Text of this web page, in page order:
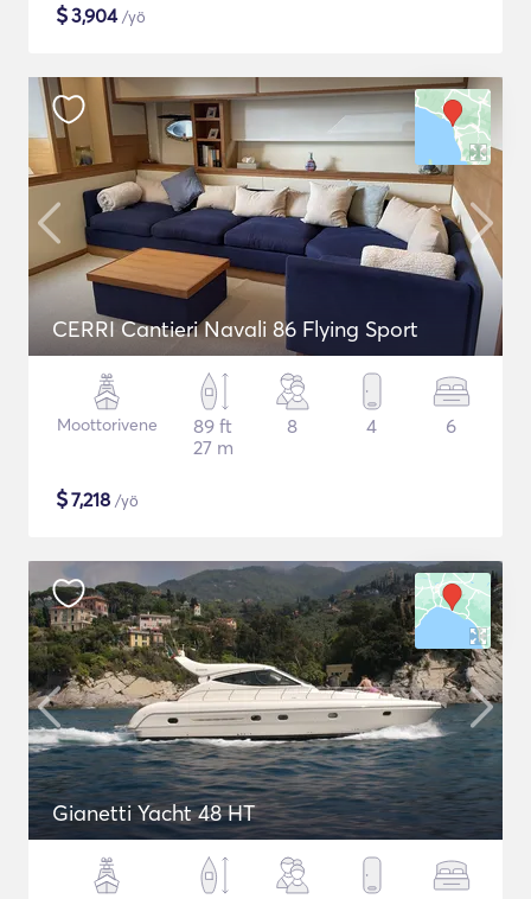
$3,904/yö
CERRI Cantieri Navali 86 Flying Sport
Moottorivene
89 ft
27 m
8 4 6
$7,218 /yö
Gianetti Yacht 48 HT